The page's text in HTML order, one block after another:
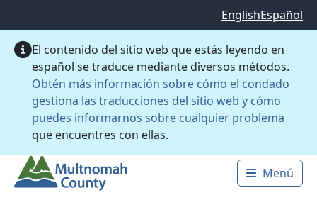
EnglishEspañol
El contenido del sitio web que estás leyendo en
español se traduce mediante diversos métodos.
Obtén más información sobre cómo el condado
gestiona las traducciones del sitio web y cómo
puedes informarnos sobre cualquier problema
que encuentres con ellas.
Main
Menú